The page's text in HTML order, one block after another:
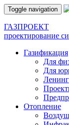
Toggle navigation
ГАЗПРОЕКТ
проектирование
Газификация
Для
Для
Отопление